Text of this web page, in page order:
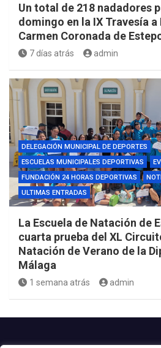
Un total de 218 nadadores
domingo en la IX Travesía
Carmen Coronada de
7 días atrás admin
DELEGACIÓN MUNICIPAL DE DEPORTES
ESCUELAS MUNICIPALES DEPORTIVAS
FUNDACIÓN 24 HORAS DEPORTIVAS
ULTIMAS ENTRADAS
La Escuela de Natación de
cuarta prueba del XL
Natación de Verano de la
Málaga
1 semana atrás admin